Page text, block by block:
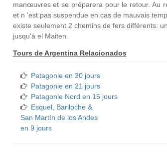
manœuvres et se préparera pour le retour. Au
et n 'est pas suspendue en cas de mauvais
existe seulement 2 chemins de fers différents:
jusqu'à el Maiten.
Tours de Argentina Relacionados
Patagonie en 30 jours
Patagonie en 21 jours
Patagonie Nord en 15 jours
Esquel, Bariloche &
San Martín de los Andes
en 9 jours